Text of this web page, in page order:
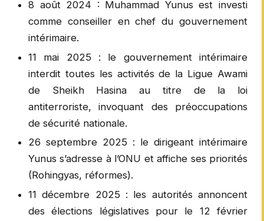
8 août 2024 : Muhammad Yunus est investi
comme conseiller en chef du gouvernement
intérimaire.
11 mai 2025 : le gouvernement intérimaire
interdit toutes les activités de la Ligue Awami
de Sheikh Hasina au titre de la loi
antiterroriste, invoquant des préoccupations
de sécurité nationale.
26 septembre 2025 : le dirigeant intérimaire
Yunus s’adresse à l’ONU et affiche ses priorités
(Rohingyas, réformes).
11 décembre 2025 : les autorités annoncent
des élections législatives pour le 12 février